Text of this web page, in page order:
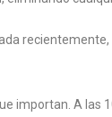
importan. A las